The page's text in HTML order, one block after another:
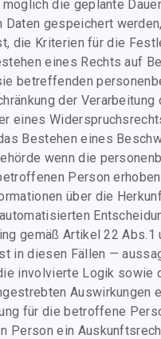
die geplante
Daten gespeichert
die Kriterien für die
eines Rechts auf
betreffenden
der Verarbeitung
eines
Bestehen eines
wenn die
Person
über die
gemäß Artikel 22 Abs.1
in diesen Fällen —
involvierte Logik sowie
Auswirkungen
für die betroffene
Person ein